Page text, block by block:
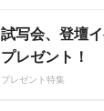
試写会、登壇
プレゼント！
プレゼント特集